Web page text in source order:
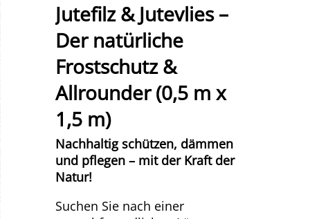
Jutefilz & Jutevlies –
Der natürliche
Frostschutz &
Allrounder (0,5 m x
1,5 m)
Nachhaltig schützen, dämmen
und pflegen – mit der Kraft der
Natur!
Suchen Sie nach einer